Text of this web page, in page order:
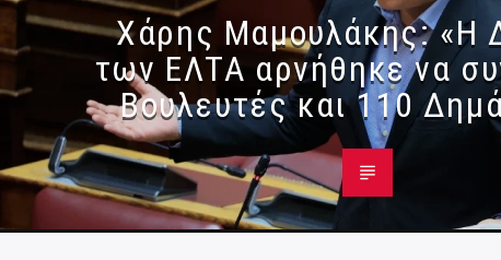
Χάρης Μαμουλάκης: «Η
των ΕΛΤΑ αρνήθηκε να
Βουλευτές και 110